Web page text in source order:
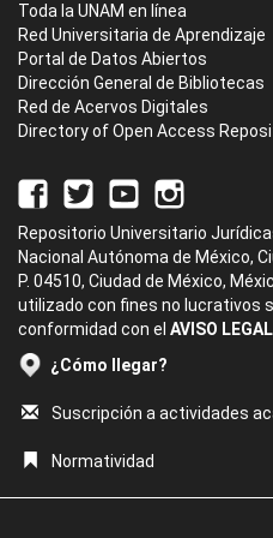
Toda la UNAM en línea
Red Universitaria de Aprendizaje
Portal de Datos Abiertos
Dirección General de Bibliotecas
Red de Acervos Digitales
Directory of Open Access
Repositorio Universitario
Nacional Autónoma de México,
P. 04510, Ciudad de México,
utilizado con fines no lucrativos
conformidad con el AVISO
¿Cómo llegar?
Suscripción a actividades
Normatividad